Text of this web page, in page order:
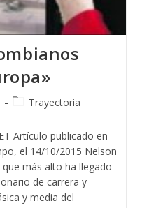
Categoría
la
entrada:
Trayectoria
Artículo publicado en
el 14/10/2015 Nelson
más alto ha llegado
de carrera y
y media del